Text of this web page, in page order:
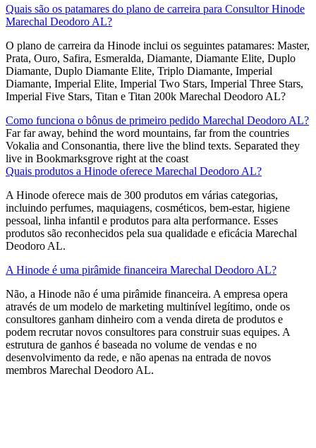
Quais são os patamares do plano de carreira para Consultor Hinode
Marechal Deodoro AL?
O plano de carreira da Hinode inclui os seguintes patamares: Master,
Prata, Ouro, Safira, Esmeralda, Diamante, Diamante Elite, Duplo
Diamante, Duplo Diamante Elite, Triplo Diamante, Imperial
Diamante, Imperial Elite, Imperial Two Stars, Imperial Three Stars,
Imperial Five Stars, Titan e Titan 200k Marechal Deodoro AL?
Como funciona o bônus de primeiro pedido Marechal Deodoro AL?
Far far away, behind the word mountains, far from the countries
Vokalia and Consonantia, there live the blind texts. Separated they
live in Bookmarksgrove right at the coast
Quais produtos a Hinode oferece Marechal Deodoro AL?
A Hinode oferece mais de 300 produtos em várias categorias,
incluindo perfumes, maquiagens, cosméticos, bem-estar, higiene
pessoal, linha infantil e produtos para alta performance. Esses
produtos são reconhecidos pela sua qualidade e eficácia Marechal
Deodoro AL.
A Hinode é uma pirâmide financeira Marechal Deodoro AL?
Não, a Hinode não é uma pirâmide financeira. A empresa opera
através de um modelo de marketing multinível legítimo, onde os
consultores ganham dinheiro com a venda direta de produtos e
podem recrutar novos consultores para construir suas equipes. A
estrutura de ganhos é baseada no volume de vendas e no
desenvolvimento da rede, e não apenas na entrada de novos
membros​ Marechal Deodoro AL.